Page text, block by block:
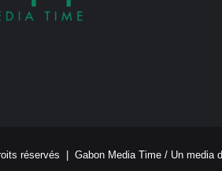
réservés | Gabon Media Time / Un media